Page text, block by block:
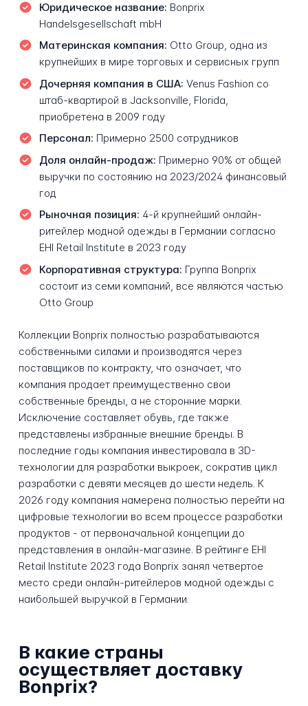
Юридическое название: Bonprix
Handelsgesellschaft mbH
Материнская компания: Otto Group, одна из
крупнейших в мире торговых и сервисных групп
Дочерняя компания в США: Venus Fashion со
штаб-квартирой в Jacksonville, Florida,
приобретена в 2009 году
Персонал: Примерно 2500 сотрудников
Доля онлайн-продаж: Примерно 90% от общей
выручки по состоянию на 2023/2024 финансовый
год
Рыночная позиция: 4-й крупнейший онлайн-
ритейлер модной одежды в Германии согласно
EHI Retail Institute в 2023 году
Корпоративная структура: Группа Bonprix
состоит из семи компаний, все являются частью
Otto Group
Коллекции Bonprix полностью разрабатываются
собственными силами и производятся через
поставщиков по контракту, что означает, что
компания продает преимущественно свои
собственные бренды, а не сторонние марки.
Исключение составляет обувь, где также
представлены избранные внешние бренды. В
последние годы компания инвестировала в 3D-
технологии для разработки выкроек, сократив цикл
разработки с девяти месяцев до шести недель. К
2026 году компания намерена полностью перейти на
цифровые технологии во всем процессе разработки
продуктов - от первоначальной концепции до
представления в онлайн-магазине. В рейтинге EHI
Retail Institute 2023 года Bonprix занял четвертое
место среди онлайн-ритейлеров модной одежды с
наибольшей выручкой в Германии.
В какие страны
осуществляет доставку
Bonprix?